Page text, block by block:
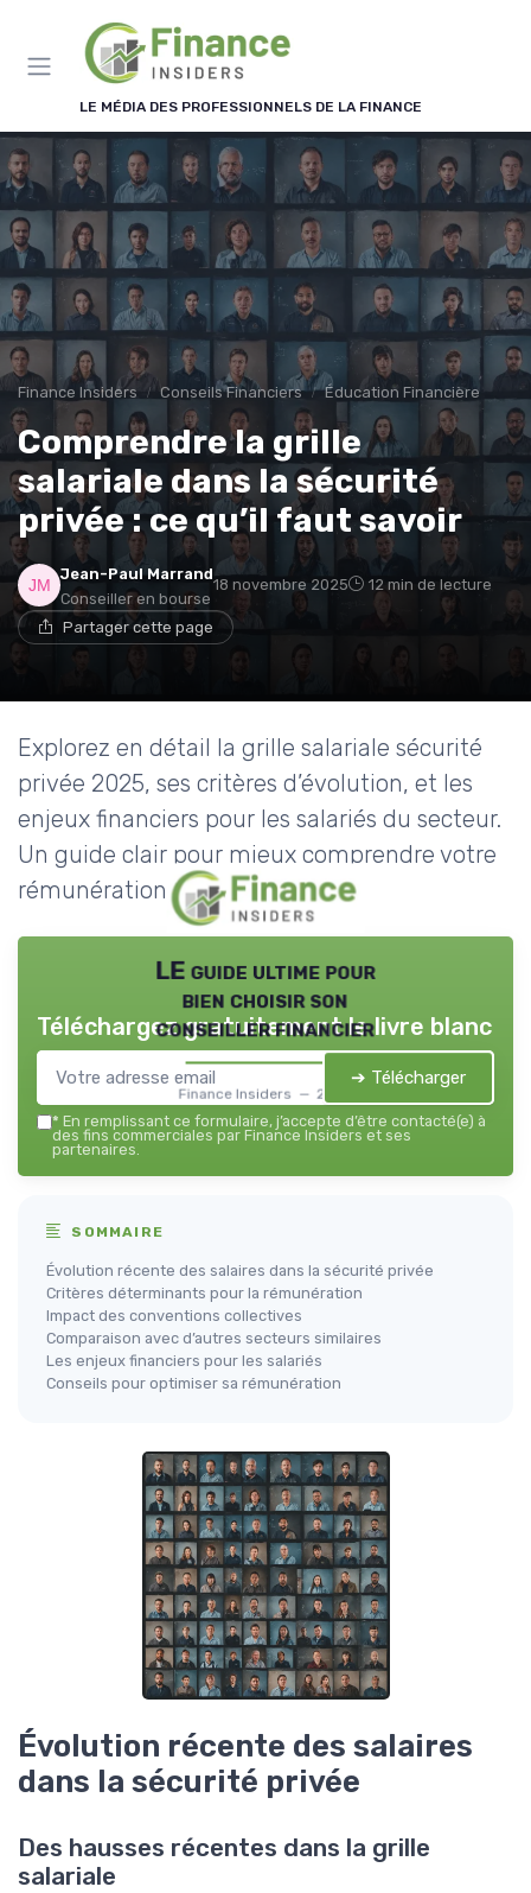
LE MÉDIA DES PROFESSIONNELS DE LA FINANCE
Finance Insiders Conseils Financiers Éducation Financière
Comprendre la grille
salariale dans la sécurité
privée : ce qu’il faut savoir
Jean-Paul Marrand
Conseiller en bourse
18 novembre 2025 12 min de lecture
Partager cette page
Explorez en détail la grille salariale sécurité
privée 2025, ses critères d’évolution, et les
enjeux financiers pour les salariés du secteur.
Un guide clair pour mieux comprendre votre
rémunération.
LE guide ultime pour
bien choisir son
conseiller financier
Finance Insiders — 2026
Téléchargez gratuitement le livre blanc
➔ Télécharger
* En remplissant ce formulaire, j’accepte d’être contacté(e) à
des fins commerciales par Finance Insiders et ses
partenaires.
SOMMAIRE
Évolution récente des salaires dans la sécurité privée
Critères déterminants pour la rémunération
Impact des conventions collectives
Comparaison avec d’autres secteurs similaires
Les enjeux financiers pour les salariés
Conseils pour optimiser sa rémunération
Évolution récente des salaires
dans la sécurité privée
Des hausses récentes dans la grille
salariale